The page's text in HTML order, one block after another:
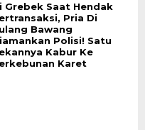
Grebek Saat Hendak
Pria Di
Bawang
Polisi! Satu
Kabur Ke
Karet